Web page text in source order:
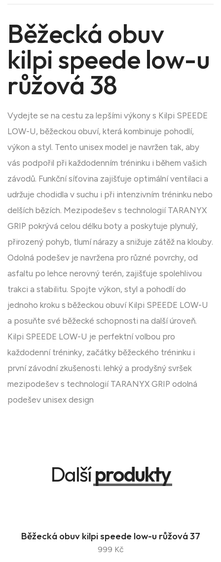
Běžecká obuv
kilpi speede low-u
růžová 38
Vydejte se na cestu za lepšími výkony s Kilpi SPEEDE
LOW-U, běžeckou obuví, která kombinuje pohodlí,
výkon a styl. Tento unisex model je navržen tak, aby
vás podpořil při každodenním tréninku i během vašich
závodů. Funkční síťovina zajišťuje optimální ventilaci a
udržuje chodidla v suchu i při intenzivním tréninku nebo
delších bězích. Mezipodešev s technologií TARANYX
GRIP pokrývá celou délku boty a poskytuje plynulý,
přirozený pohyb, tlumí nárazy a snižuje zátěž na klouby.
Odolná podešev je navržena pro různé povrchy, od
asfaltu po lehce nerovný terén, zajišťuje spolehlivou
trakci a stabilitu. Spojte výkon, styl a pohodlí do
jednoho kroku s běžeckou obuví Kilpi SPEEDE LOW-U
a posuňte své běžecké schopnosti na další úroveň.
Kilpi SPEEDE LOW-U je perfektní volbou pro
každodenní tréninky, začátky běžeckého tréninku i
první závodní zkušenosti. lehký a prodyšný svršek
mezipodešev s technologií TARANYX GRIP odolná
podešev unisex design
Dalšíprodukty
Běžecká obuv kilpi speede low-u růžová 37
999 Kč